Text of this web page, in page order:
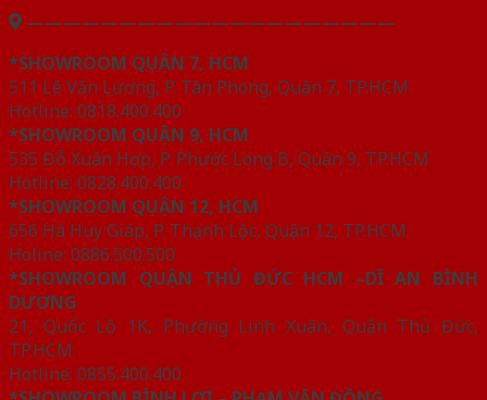
————————————————————
*SHOWROOM QUẬN 7, HCM
511 Lê Văn Lương, P. Tân Phong, Quận 7, TP.HCM
Hotline: 0818.400.400
*SHOWROOM QUẬN 9, HCM
535 Đỗ Xuân Hợp, P. Phước Long B, Quận 9, TP.HCM
Hotline: 0828.400.400
*SHOWROOM QUẬN 12, HCM
656 Hà Huy Giáp, P. Thạnh Lộc, Quận 12, TP.HCM
Holine: 0886.500.500
*SHOWROOM QUẬN THỦ ĐỨC HCM –DĨ AN BÌNH
DƯƠNG
21, Quốc Lộ 1K, Phường Linh Xuân, Quận Thủ Đức,
TP.HCM
Hotline: 0855.400.400